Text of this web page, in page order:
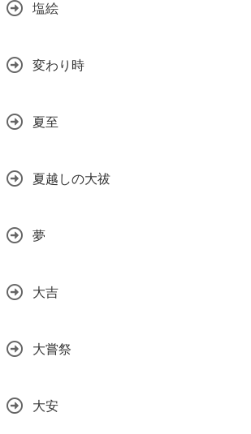
塩絵
変わり時
夏至
夏越しの大祓
夢
大吉
大嘗祭
大安